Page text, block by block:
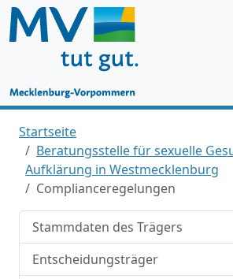
Startseite
Beratungsstelle für sexuelle
Aufklärung in Westmecklenburg
Complianceregelungen
Stammdaten des Trägers
Entscheidungsträger